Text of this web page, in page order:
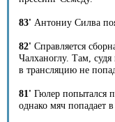
83' Антониу Силва
82' Справляется
Чалханоглу. Там,
в трансляцию не
81' Гюлер попытался
однако мяч попадает